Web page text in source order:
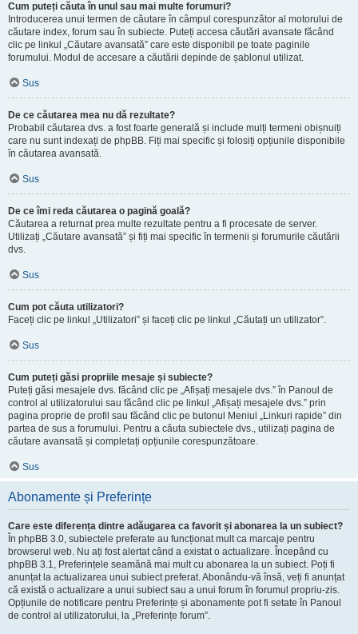
Cum puteți căuta în unul sau mai multe forumuri?
Introducerea unui termen de căutare în câmpul corespunzător al motorului de
căutare index, forum sau în subiecte. Puteți accesa căutări avansate făcând
clic pe linkul „Căutare avansată” care este disponibil pe toate paginile
forumului. Modul de accesare a căutării depinde de șablonul utilizat.
Sus
De ce căutarea mea nu dă rezultate?
Probabil căutarea dvs. a fost foarte generală și include mulți termeni obișnuiți
care nu sunt indexați de phpBB. Fiți mai specific și folosiți opțiunile disponibile
în căutarea avansată.
Sus
De ce îmi reda căutarea o pagină goală?
Căutarea a returnat prea multe rezultate pentru a fi procesate de server.
Utilizați „Căutare avansată” și fiți mai specific în termenii și forumurile căutării
dvs.
Sus
Cum pot căuta utilizatori?
Faceți clic pe linkul „Utilizatori” și faceți clic pe linkul „Căutați un utilizator”.
Sus
Cum puteți găsi propriile mesaje și subiecte?
Puteți găsi mesajele dvs. făcând clic pe „Afișați mesajele dvs.” în Panoul de
control al utilizatorului sau făcând clic pe linkul „Afișați mesajele dvs.” prin
pagina proprie de profil sau făcând clic pe butonul Meniul „Linkuri rapide” din
partea de sus a forumului. Pentru a căuta subiectele dvs., utilizați pagina de
căutare avansată și completați opțiunile corespunzătoare.
Sus
Abonamente și Preferințe
Care este diferența dintre adăugarea ca favorit și abonarea la un subiect?
În phpBB 3.0, subiectele preferate au funcționat mult ca marcaje pentru
browserul web. Nu ați fost alertat când a existat o actualizare. Începând cu
phpBB 3.1, Preferințele seamănă mai mult cu abonarea la un subiect. Poți fi
anunțat la actualizarea unui subiect preferat. Abonându-vă însă, veți fi anunțat
că există o actualizare a unui subiect sau a unui forum în forumul propriu-zis.
Opțiunile de notificare pentru Preferințe și abonamente pot fi setate în Panoul
de control al utilizatorului, la „Preferințe forum”.